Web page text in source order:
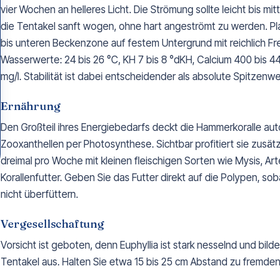
vier Wochen an helleres Licht. Die Strömung sollte leicht bis
die Tentakel sanft wogen, ohne hart angeströmt zu werden.
bis unteren Beckenzone auf festem Untergrund mit reichlich
Wasserwerte: 24 bis 26 °C, KH 7 bis 8 °dKH, Calcium 400 bis
mg/l. Stabilität ist dabei entscheidender als absolute
Ernährung
Den Großteil ihres Energiebedarfs deckt die Hammerkoralle
Zooxanthellen per Photosynthese. Sichtbar profitiert sie
dreimal pro Woche mit kleinen fleischigen Sorten wie Mysis,
Korallenfutter. Geben Sie das Futter direkt auf die Polypen,
nicht überfüttern.
Vergesellschaftung
Vorsicht ist geboten, denn Euphyllia ist stark nesselnd und
Tentakel aus. Halten Sie etwa 15 bis 25 cm Abstand zu